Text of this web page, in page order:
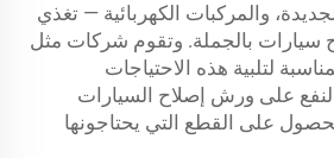
والمركبات الكهربائية — تغذي
سيارات بالجملة. وتقوم شركات مثل
لتلبية هذه الاحتياجات
على ورش إصلاح السيارات
على القطع التي يحتاجونها